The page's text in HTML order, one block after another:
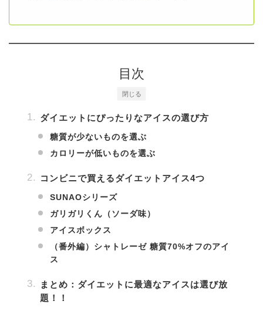
閉じる
目次
ダイエットにぴったりなアイスの選び方
糖質が少ないものを選ぶ
カロリーが低いものを選ぶ
コンビニで買えるダイエットアイス4つ
SUNAOシリーズ
ガリガリくん（ソーダ味）
アイスボックス
（番外編）シャトレーゼ 糖質70%オフのアイ
ス
まとめ：ダイエットに最適なアイスは選び放
題！！